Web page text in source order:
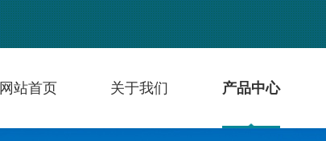
网站首页 关于我们 产品中心